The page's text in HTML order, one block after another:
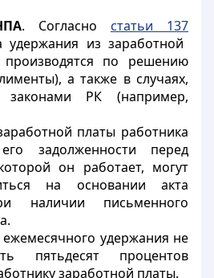
. Согласно статьи 137
удержания из заработной
по решению
а также в случаях,
законами РК (например,
платы работника
задолженности перед
он работает, могут
на основании акта
наличии письменного
удержания не
пятьдесят процентов
заработной платы.